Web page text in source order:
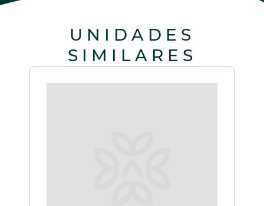
UNIDADES
SIMILARES